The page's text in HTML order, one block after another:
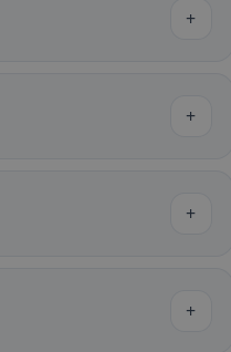
+
+
+
+